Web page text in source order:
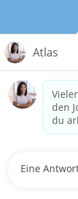
Need
our